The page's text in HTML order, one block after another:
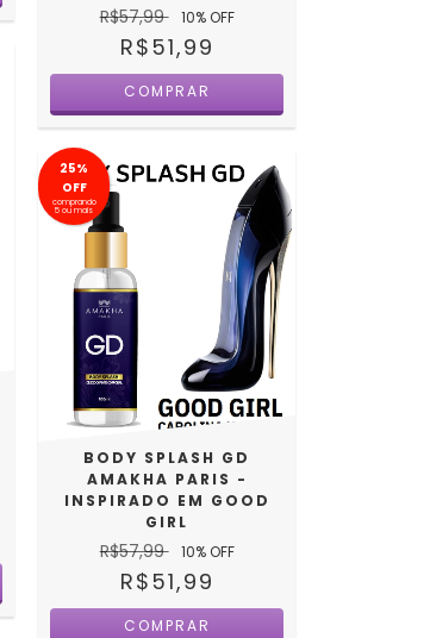
R$57,99 10% OFF
R$51,99
COMPRAR
25%
OFF
comprando
5 ou mais
BODY SPLASH GD
AMAKHA PARIS -
INSPIRADO EM GOOD
GIRL
R$57,99 10% OFF
R$51,99
COMPRAR